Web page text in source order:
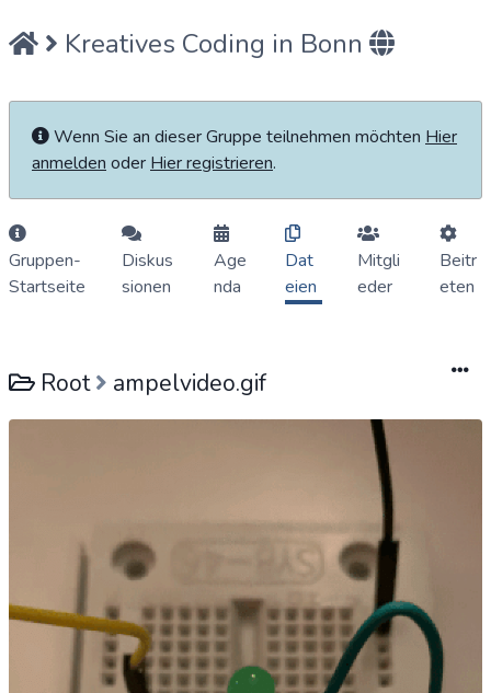
Kreatives Coding in Bonn
Wenn Sie an dieser Gruppe teilnehmen möchten Hier
anmelden oder Hier registrieren.
Gruppen-
Startseite
Diskus
sionen
Age
nda
Dat
eien
Mitgli
eder
Beitr
eten
Root ampelvideo.gif